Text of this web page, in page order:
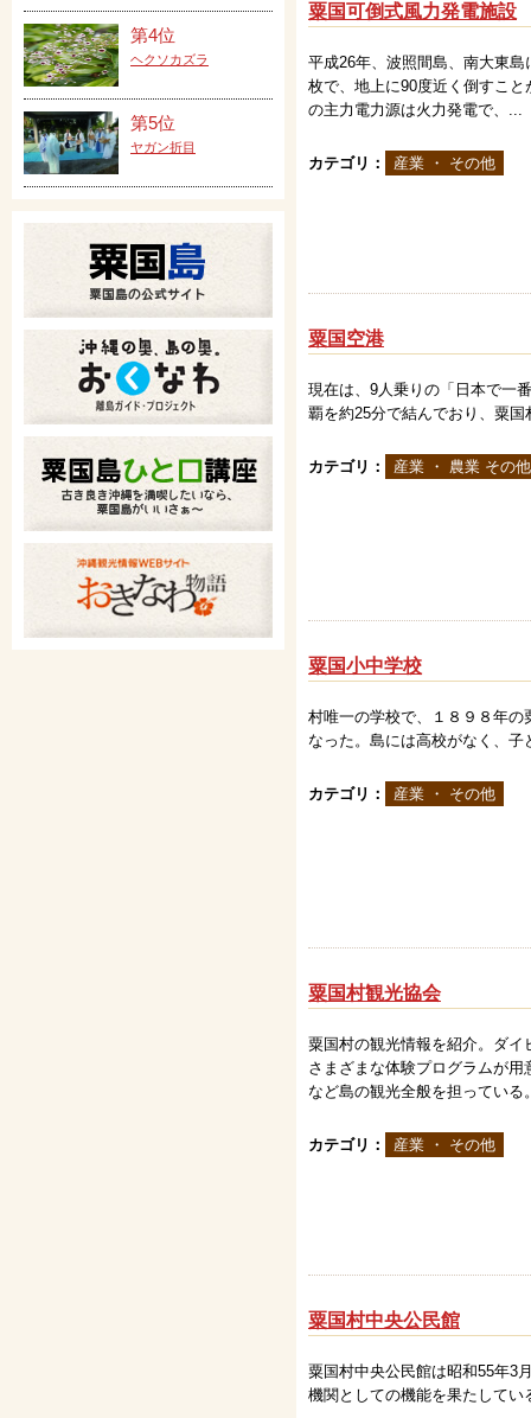
粟国可倒式風力発電施設
平成26年、波照間島、南大東
枚で、地上に90度近く倒すこ
の主力電力源は火力発電で、...
カテゴリ： 産業 ・ その他
粟国空港
現在は、9人乗りの「日本で一
覇を約25分で結んでおり、粟
カテゴリ： 産業 ・ 農業 その他
粟国小中学校
村唯一の学校で、１８９８年
なった。島には高校がなく、
カテゴリ： 産業 ・ その他
粟国村観光協会
粟国村の観光情報を紹介。ダ
さまざまな体験プログラムが
など島の観光全般を担っている
カテゴリ： 産業 ・ その他
粟国村中央公民館
粟国村中央公民館は昭和55年3
機関としての機能を果たしてい
第4位
ヘクソカズラ
第5位
ヤガン折目